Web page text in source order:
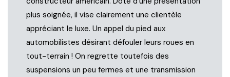
plus soignée, il vise clairement une clientèle
appréciant le luxe. Un appel du pied aux
automobilistes désirant défouler leurs roues en
tout-terrain ! On regrette toutefois des
suspensions un peu fermes et une transmission